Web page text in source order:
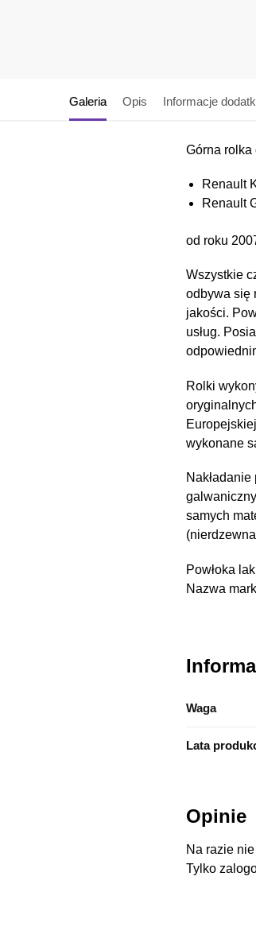
Galeria Opis Informacje
Górna rolka
Renault
Renault
od roku
Wszystkie
odbywa się
jakości.
usług.
Rolki
wykonane
samych
Powłoka
Nazwa
Waga
Lata
Opinie
Na razie
Tylko